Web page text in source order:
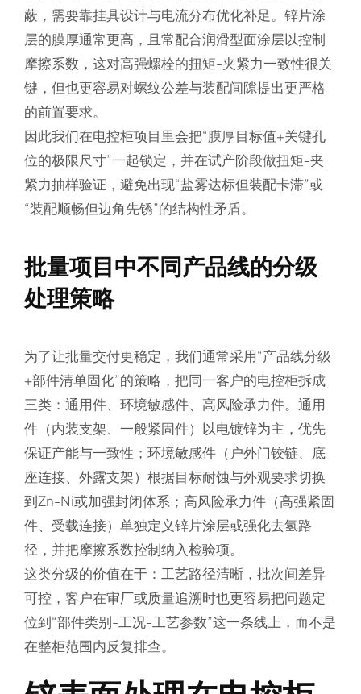
蔽，需要靠挂具设计与电流分布优化补足。锌片涂
层的膜厚通常更高，且常配合润滑型面涂层以控制
摩擦系数，这对高强螺栓的扭矩-夹紧力一致性很关
键，但也更容易对螺纹公差与装配间隙提出更严格
的前置要求。
因此我们在电控柜项目里会把“膜厚目标值+关键孔
位的极限尺寸”一起锁定，并在试产阶段做扭矩-夹
紧力抽样验证，避免出现“盐雾达标但装配卡滞”或
“装配顺畅但边角先锈”的结构性矛盾。
批量项目中不同产品线的分级
处理策略
为了让批量交付更稳定，我们通常采用“产品线分级
+部件清单固化”的策略，把同一客户的电控柜拆成
三类：通用件、环境敏感件、高风险承力件。通用
件（内装支架、一般紧固件）以电镀锌为主，优先
保证产能与一致性；环境敏感件（户外门铰链、底
座连接、外露支架）根据目标耐蚀与外观要求切换
到Zn-Ni或加强封闭体系；高风险承力件（高强紧固
件、受载连接）单独定义锌片涂层或强化去氢路
径，并把摩擦系数控制纳入检验项。
这类分级的价值在于：工艺路径清晰，批次间差异
可控，客户在审厂或质量追溯时也更容易把问题定
位到“部件类别-工况-工艺参数”这一条线上，而不是
在整柜范围内反复排查。